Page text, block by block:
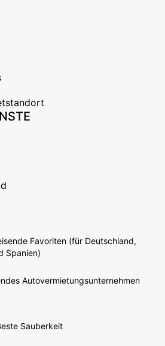
Favoriten (für Deutschland,
Spanien)
Autovermietungsunternehmen
Sauberkeit